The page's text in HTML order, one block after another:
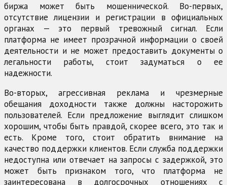
биржа может быть мошеннической. Во-первых,
отсутствие лицензии и регистрации в официальных
органах — это первый тревожный сигнал. Если
платформа не имеет прозрачной информации о своей
деятельности и не может предоставить документы о
легальности работы, стоит задуматься о ее
надежности.
Во-вторых, агрессивная реклама и чрезмерные
обещания доходности также должны насторожить
пользователей. Если предложение выглядит слишком
хорошим, чтобы быть правдой, скорее всего, это так и
есть. Кроме того, стоит обратить внимание на
качество поддержки клиентов. Если служба поддержки
недоступна или отвечает на запросы с задержкой, это
может быть признаком того, что платформа не
заинтересована в долгосрочных отношениях с